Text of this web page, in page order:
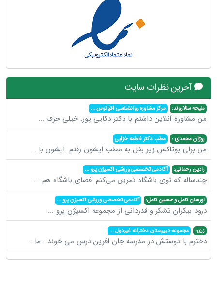
آخرین نظرات سایت
ملیحه سالاروند: مرکز مشاوره روانشناسی اقیانوس...
من مشاوره آنلاین داشتم با دکتر ذکایی پور. خیلی حرف ...
روژان محمدی : مطب دکتر فاطمه خزایی
من برای بوتاکس زیر بغل به مطب ایشون رفتم .ایشون با ...
رادین رحمانی: آکادمی تخصصی ورزشی اکسیژن پرو...
چندساله که توی باشگاه تمرین می‌کنم. فضای باشگاه هم ...
اورهان کامل و حسین کامل: آکادمی تخصصی ورزشی اکسیژن پرو...
درود بیکران تشکر و قدردانی از مجموعه اکسیژن پرو ...
زری: مجموعه دبیرستان دخترانه غیردول...
دخترم با دوستش در مدرسه جان افرین درس می خوند . ما ...